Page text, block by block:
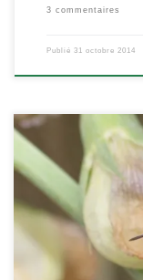
3 commentaires
Publié 31 octobre 2014
Au premier abord,
pyrrhocore (voir
quelques détails
POSITION
des Rhopalidae
de la jusquiame.